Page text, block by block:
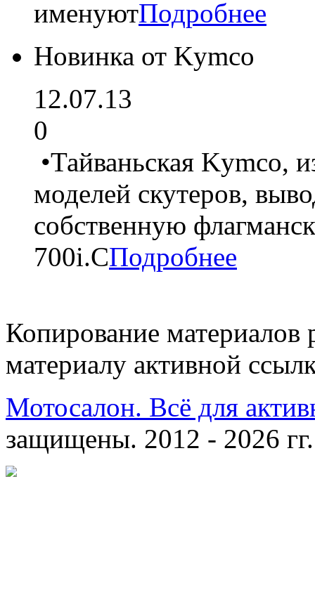
именуютПодробнее
Новинка от Kymco
12.07.13
0
•Тайваньская Kymco,
моделей скутеров,
собственную
700i.СПодробнее
Копирование материалов
материалу активной
Мотосалон. Всё для
защищены. 2012 - 2026 гг.